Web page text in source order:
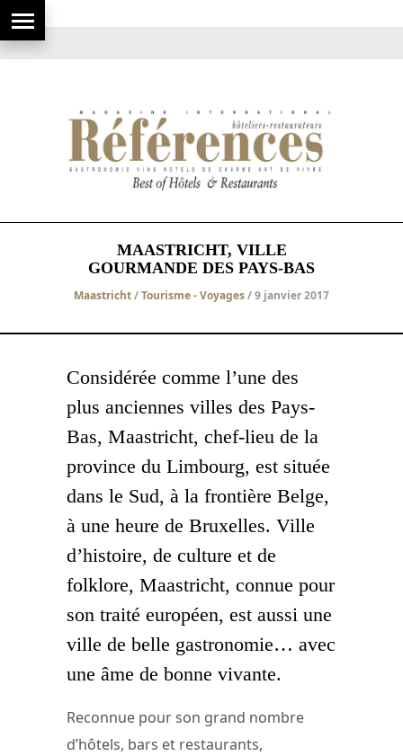
MAASTRICHT, VILLE
GOURMANDE DES PAYS-BAS
Maastricht/Tourisme - Voyages/ 9 janvier 2017
Considérée comme l’une des
plus anciennes villes des Pays-
Bas, Maastricht, chef-lieu de la
province du Limbourg, est située
dans le Sud, à la frontière Belge,
à une heure de Bruxelles. Ville
d’histoire, de culture et de
folklore, Maastricht, connue pour
son traité européen, est aussi une
ville de belle gastronomie… avec
une âme de bonne vivante.
Reconnue pour son grand nombre
d’hôtels, bars et restaurants,